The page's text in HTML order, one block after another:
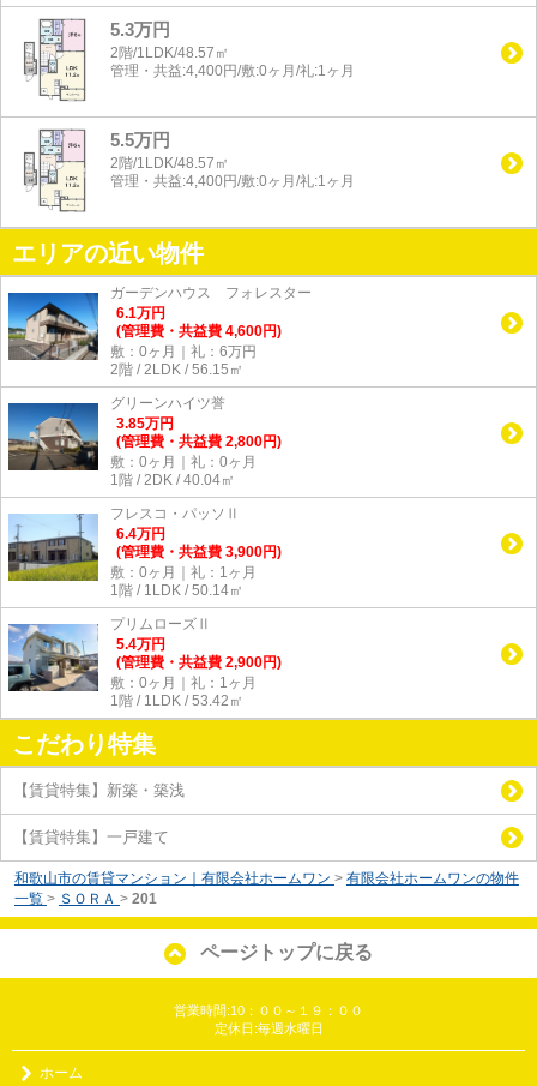
5.3万円
2階/1LDK/48.57㎡
管理・共益:4,400円/敷:0ヶ月/礼:1ヶ月
5.5万円
2階/1LDK/48.57㎡
管理・共益:4,400円/敷:0ヶ月/礼:1ヶ月
エリアの近い物件
ガーデンハウス フォレスター
6.1万円
(管理費・共益費 4,600円)
敷：0ヶ月｜礼：6万円
2階 / 2LDK / 56.15㎡
グリーンハイツ誉
3.85万円
(管理費・共益費 2,800円)
敷：0ヶ月｜礼：0ヶ月
1階 / 2DK / 40.04㎡
フレスコ・パッソⅡ
6.4万円
(管理費・共益費 3,900円)
敷：0ヶ月｜礼：1ヶ月
1階 / 1LDK / 50.14㎡
プリムローズⅡ
5.4万円
(管理費・共益費 2,900円)
敷：0ヶ月｜礼：1ヶ月
1階 / 1LDK / 53.42㎡
こだわり特集
【賃貸特集】新築・築浅
【賃貸特集】一戸建て
和歌山市の賃貸マンション｜有限会社ホームワン > 有限会社ホームワンの物件
一覧 > ＳＯＲＡ > 201
ページトップに戻る
営業時間:10：００～１９：００
定休日:毎週水曜日
ホーム